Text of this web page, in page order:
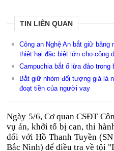
TIN LIÊN QUAN
Công an Nghệ An bắt giữ
thiệt hại đặc biệt lớn cho công
Campuchia bắt ổ lừa đảo
Bắt giữ nhóm đối tượng giả là
đoạt tiền của người vay
Ngày 5/6, Cơ quan CSĐT
vụ án, khởi tố bị can, thi
đối với Hồ Thanh Tuyền
Bắc Ninh) để điều tra về tội